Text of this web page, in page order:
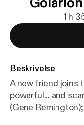
1 h
Beskrivelse
A new friend joins
powerful... and scary? DM: Clancy
(Gene